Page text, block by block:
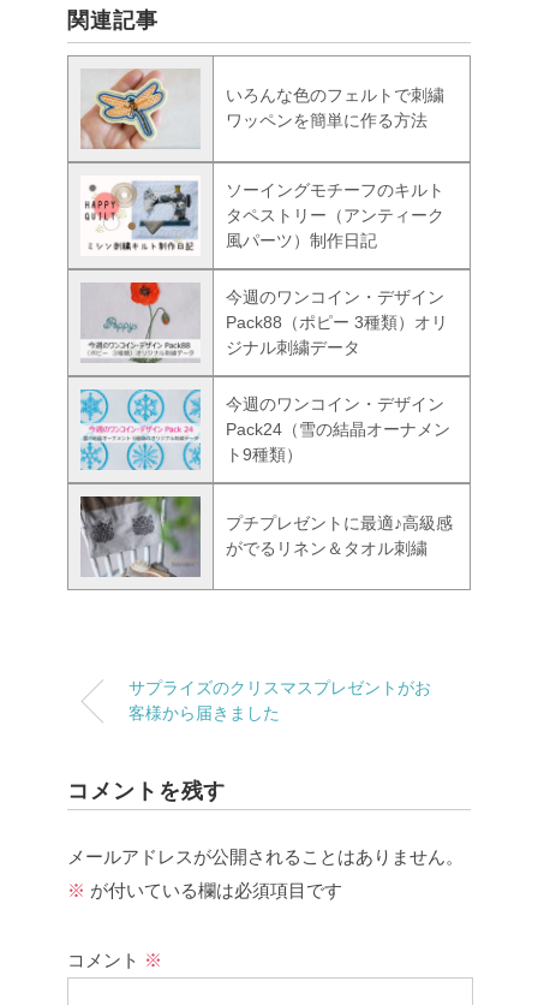
関連記事
いろんな色のフェルトで刺繍
ワッペンを簡単に作る方法
ソーイングモチーフのキルト
タペストリー（アンティーク
風パーツ）制作日記
今週のワンコイン・デザイン
Pack88（ポピー 3種類）オリ
ジナル刺繍データ
今週のワンコイン・デザイン
Pack24（雪の結晶オーナメン
ト9種類）
プチプレゼントに最適♪高級感
がでるリネン＆タオル刺繍
サプライズのクリスマスプレゼントがお
客様から届きました
コメントを残す
メールアドレスが公開されることはありません。
※ が付いている欄は必須項目です
コメント ※